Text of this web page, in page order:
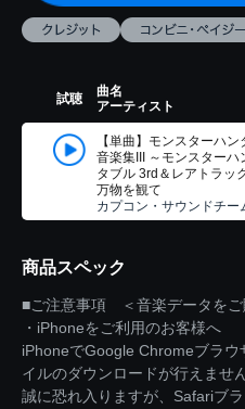
試聴
曲名
アーティスト
【単曲】モンスターハン
音楽集III ～モンスターハ
タブル 3rd＆レアトラッ
万物を観て
カプコン・サウンドチー
商品スペック
■ご注意事項 ＜音楽データをご
・iPhoneをご利用のお客様へ
iPhoneでGoogle Chromeブラ
イルのダウンロードが行えません
誠に恐れ入りますが、Safariブ